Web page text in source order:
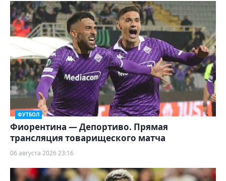
ФУТБОЛ
Фиорентина — Депортиво. Прямая
трансляция товарищеского матча
06 августа 2026 23:16